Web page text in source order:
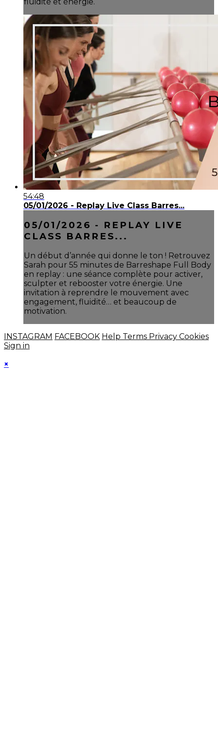
54:48
05/01/2026 - Replay Live Class Barres...
05/01/2026 - REPLAY LIVE
CLASS BARRES...
Un début d’année qui donne le ton ! Retrouvez
Sarah pour 55 minutes de Barreshape Full Body
en replay : une séance complète pour activer,
sculpter et rebooster votre énergie. Une
invitation à reprendre le mouvement avec
engagement, fluidité… et beaucoup de
motivation.
INSTAGRAM FACEBOOK Help Terms Privacy Cookies
Sign in
×